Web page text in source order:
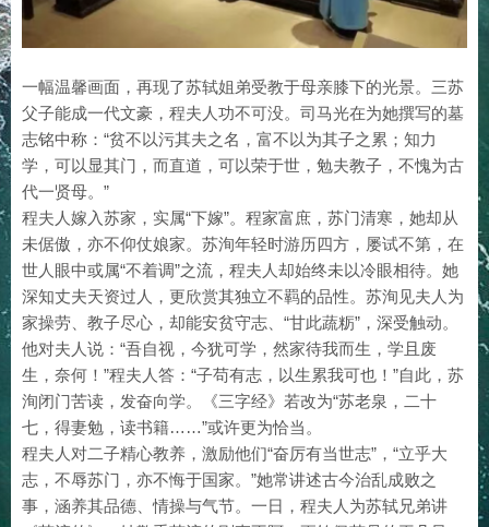
一幅温馨画面，再现了苏轼姐弟受教于母亲膝下的光景。三苏
父子能成一代文豪，程夫人功不可没。司马光在为她撰写的墓
志铭中称：“贫不以污其夫之名，富不以为其子之累；知力
学，可以显其门，而直道，可以荣于世，勉夫教子，不愧为古
代一贤母。”
程夫人嫁入苏家，实属“下嫁”。程家富庶，苏门清寒，她却从
未倨傲，亦不仰仗娘家。苏洵年轻时游历四方，屡试不第，在
世人眼中或属“不着调”之流，程夫人却始终未以冷眼相待。她
深知丈夫天资过人，更欣赏其独立不羁的品性。苏洵见夫人为
家操劳、教子尽心，却能安贫守志、“甘此蔬粝”，深受触动。
他对夫人说：“吾自视，今犹可学，然家待我而生，学且废
生，奈何！”程夫人答：“子苟有志，以生累我可也！”自此，苏
洵闭门苦读，发奋向学。《三字经》若改为“苏老泉，二十
七，得妻勉，读书籍……”或许更为恰当。
程夫人对二子精心教养，激励他们“奋厉有当世志”，“立乎大
志，不辱苏门，亦不悔于国家。”她常讲述古今治乱成败之
事，涵养其品德、情操与气节。一日，程夫人为苏轼兄弟讲